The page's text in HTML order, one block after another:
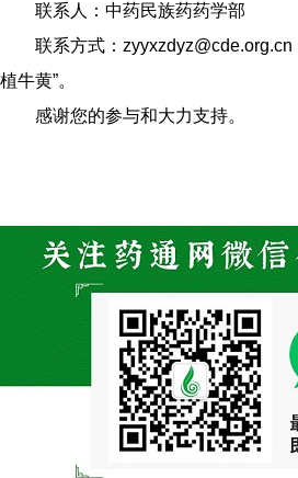
联系人：中药民族药药学部
联系方式：zyyxzdyz@cde.org.cn
植牛黄”。
感谢您的参与和大力支持。